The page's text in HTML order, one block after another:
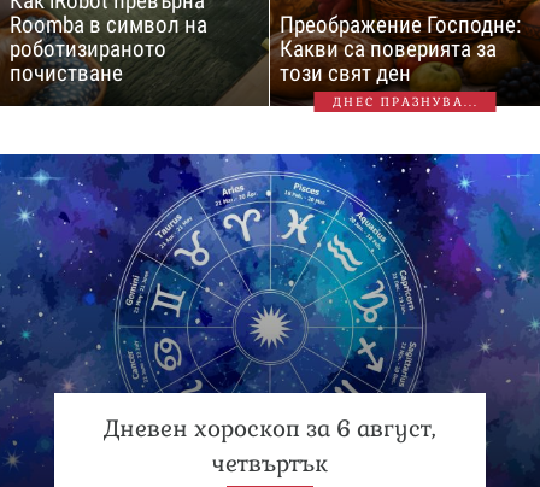
Roomba в символ на
роботизираното
почистване
Преображение Господне:
Какви са поверията за
този свят ден
ДНЕС ПРАЗНУВА...
Дневен хороскоп за 6 август,
четвъртък